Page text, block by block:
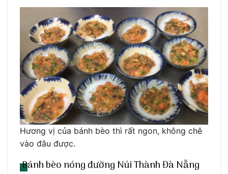
Hương vị của bánh bèo thì rất ngon, không chê
vào đâu được.
Bánh bèo nóng đường Núi Thành Đà Nẵng